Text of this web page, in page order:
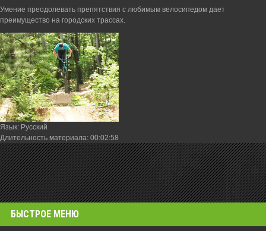
Умение преодолевать препятствия с любимым велосипедом дает
преимущество на городских трассах.
Язык: Русский
Длительность материала: 00:02:58
БЫСТРОЕ МЕНЮ